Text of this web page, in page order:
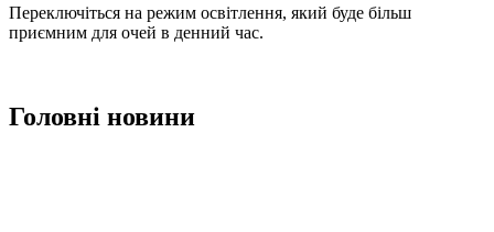
Переключіться на режим освітлення, який буде більш
приємним для очей в денний час.
Головні новини